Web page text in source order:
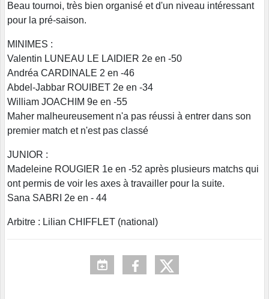
Beau tournoi, très bien organisé et d'un niveau intéressant
pour la pré-saison.
MINIMES :
Valentin LUNEAU LE LAIDIER 2e en -50
Andréa CARDINALE 2 en -46
Abdel-Jabbar ROUIBET 2e en -34
William JOACHIM 9e en -55
Maher malheureusement n'a pas réussi à entrer dans son
premier match et n'est pas classé
JUNIOR :
Madeleine ROUGIER 1e en -52 après plusieurs matchs qui
ont permis de voir les axes à travailler pour la suite.
Sana SABRI 2e en - 44
Arbitre : Lilian CHIFFLET (national)